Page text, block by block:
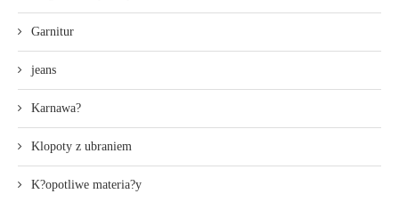
Garnitur
jeans
Karnawa?
Klopoty z ubraniem
K?opotliwe materia?y